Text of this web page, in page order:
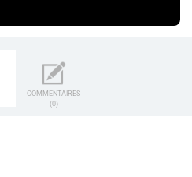
COMMENTAIRES
(0)